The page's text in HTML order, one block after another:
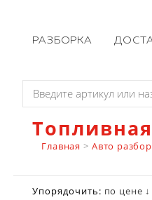
РАЗБОРКА
Главная > Авто
Упорядочить: по цене ↓